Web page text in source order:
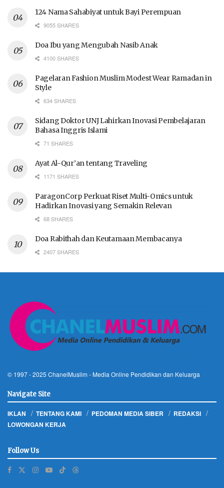
124 Nama Sahabiyat untuk Bayi Perempuan
9055 SHARES
Doa Ibu yang Mengubah Nasib Anak
4100 SHARES
Pagelaran Fashion Muslim Modest Wear Ramadan in
Style
634 SHARES
Sidang Doktor UNJ Lahirkan Inovasi Pembelajaran
Bahasa Inggris Islami
71 SHARES
Ayat Al-Qur’an tentang Traveling
1171 SHARES
ParagonCorp Perkuat Riset Multi-Omics untuk
Hadirkan Inovasi yang Semakin Relevan
68 SHARES
Doa Rabithah dan Keutamaan Membacanya
2407 SHARES
© 1997 - 2025 ChanelMuslim - Media Online Pendidikan dan Keluarga
Navigate Site
IKLAN TENTANG KAMI PEDOMAN MEDIA SIBER
REDAKSI
LOWONGAN KERJA
Follow Us